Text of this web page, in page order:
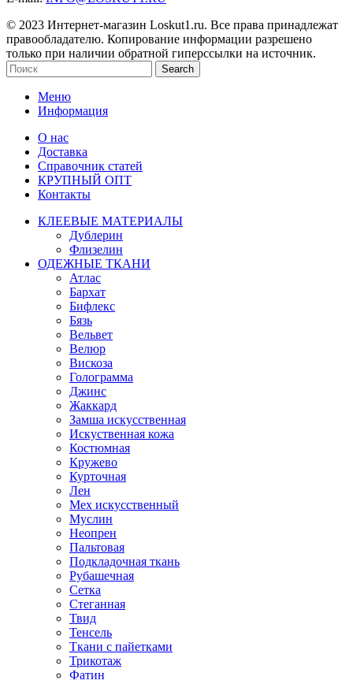
© 2023 Интернет-магазин Loskut1.ru. Все права принадлежат
правообладателю. Копирование информации разрешено
только при наличии обратной гиперссылки на источник.
Search
Меню
Информация
О нас
Доставка
Справочник статей
КРУПНЫЙ ОПТ
Контакты
КЛЕЕВЫЕ МАТЕРИАЛЫ
Дублерин
Флизелин
ОДЕЖНЫЕ ТКАНИ
Атлас
Бархат
Бифлекс
Бязь
Вельвет
Велюр
Вискоза
Голограмма
Джинс
Жаккард
Замша искусственная
Искуственная кожа
Костюмная
Кружево
Курточная
Лен
Мех искусственный
Муслин
Неопрен
Пальтовая
Подкладочная ткань
Рубашечная
Сетка
Стеганная
Твид
Тенсель
Ткани с пайетками
Трикотаж
Фатин